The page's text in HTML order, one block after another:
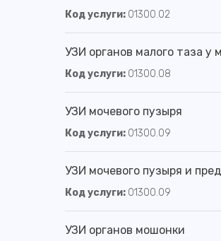
Код услуги: 01300.02
УЗИ органов малого таза
Код услуги: 01300.08
УЗИ мочевого пузыря
Код услуги: 01300.09
УЗИ мочевого пузыря и
Код услуги: 01300.09
УЗИ органов мошонки